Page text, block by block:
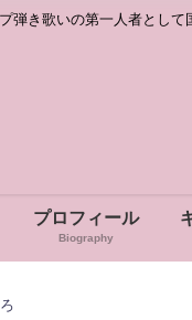
弾き歌いの第一人者とし
プロフィール
Biography